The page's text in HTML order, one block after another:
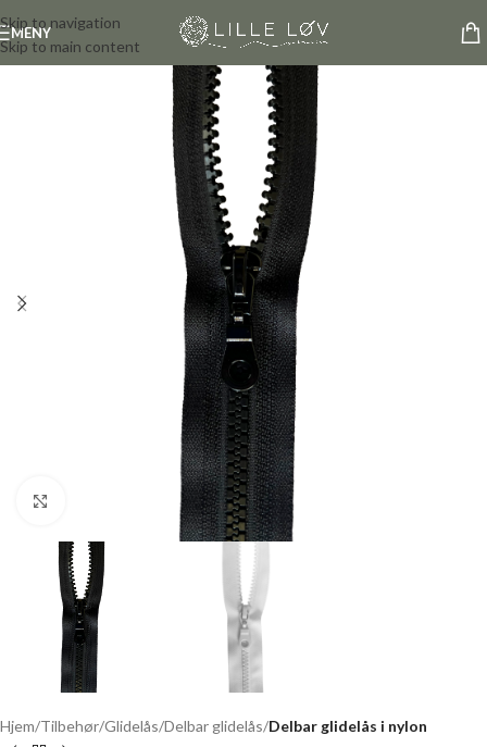
Skip to navigation
Skip to main content
MENY
Hjem Tilbehør Glidelås Delbar glidelås Delbar glidelås i nylon